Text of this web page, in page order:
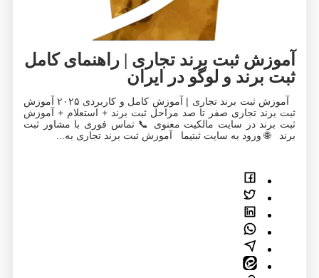
آموزش ثبت برند تجاری | راهنمای کامل
ثبت برند و لوگو در ایران
آموزش ثبت برند تجاری | آموزش کامل و کاربردی ۲۰۲۵ آموزش
ثبت برند تجاری صفر تا صد مراحل ثبت برند + استعلام + آموزش
ثبت برند در سایت مالکیت معنوی 📞 تماس فوری با مشاور ثبت
برند 🌐 ورود به سایت ثبتیما آموزش ثبت برند تجاری به...